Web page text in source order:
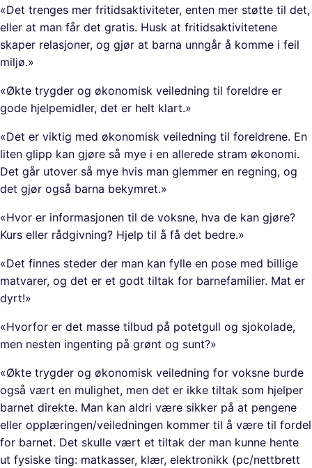
«Det trenges mer fritidsaktiviteter, enten mer støtte til det,
eller at man får det gratis. Husk at fritidsaktivitetene
skaper relasjoner, og gjør at barna unngår å komme i feil
miljø.»
«Økte trygder og økonomisk veiledning til foreldre er
gode hjelpemidler, det er helt klart.»
«Det er viktig med økonomisk veiledning til foreldrene. En
liten glipp kan gjøre så mye i en allerede stram økonomi.
Det går utover så mye hvis man glemmer en regning, og
det gjør også barna bekymret.»
«Hvor er informasjonen til de voksne, hva de kan gjøre?
Kurs eller rådgivning? Hjelp til å få det bedre.»
«Det finnes steder der man kan fylle en pose med billige
matvarer, og det er et godt tiltak for barnefamilier. Mat er
dyrt!»
«Hvorfor er det masse tilbud på potetgull og sjokolade,
men nesten ingenting på grønt og sunt?»
«Økte trygder og økonomisk veiledning for voksne burde
også vært en mulighet, men det er ikke tiltak som hjelper
barnet direkte. Man kan aldri være sikker på at pengene
eller opplæringen/veiledningen kommer til å være til fordel
for barnet. Det skulle vært et tiltak der man kunne hente
ut fysiske ting: matkasser, klær, elektronikk (pc/nettbrett